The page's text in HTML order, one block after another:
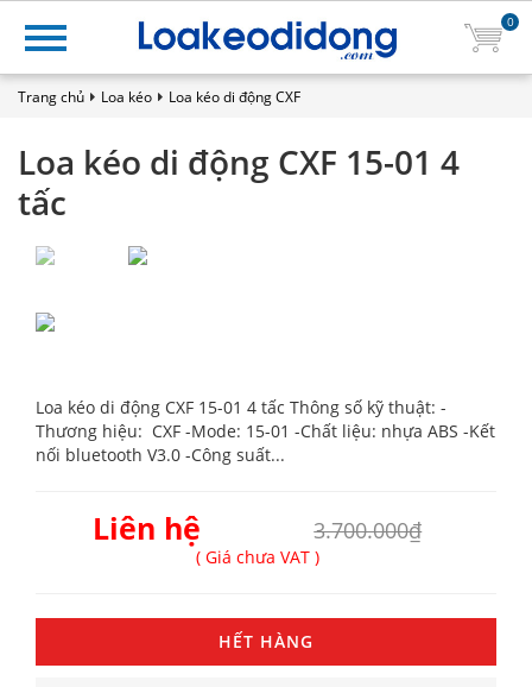
0
Trang chủ Loa kéo Loa kéo di động CXF
Loa kéo di động CXF 15-01 4
tấc
Loa kéo di động CXF 15-01 4 tấc Thông số kỹ thuật: -
Thương hiệu: CXF -Mode: 15-01 -Chất liệu: nhựa ABS -Kết
nối bluetooth V3.0 -Công suất...
Liên hệ 3.700.000₫
( Giá chưa VAT )
HẾT HÀNG